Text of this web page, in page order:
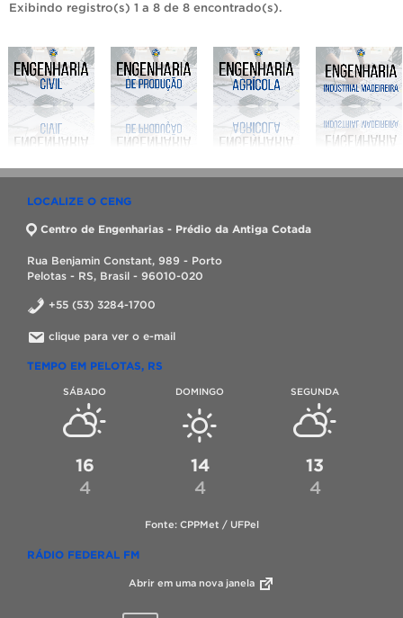
Exibindo registro(s) 1 a 8 de 8 encontrado(s).
LOCALIZE O CENG
Centro de Engenharias - Prédio da Antiga Cotada
Rua Benjamin Constant, 989 - Porto
Pelotas - RS, Brasil - 96010-020
+55 (53) 3284-1700
clique para ver o e-mail
TEMPO EM PELOTAS, RS
SÁBADO
16
4
DOMINGO
14
4
SEGUNDA
13
4
Fonte: CPPMet / UFPel
RÁDIO FEDERAL FM
Abrir em uma nova janela